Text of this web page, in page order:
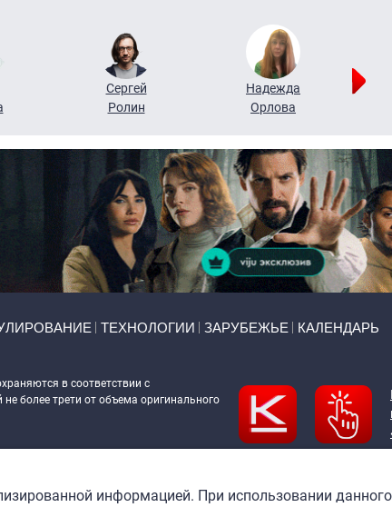
Сергей
Ролин
Надежда
Орлова
ТЕХНОЛОГИИ ЗАРУБЕЖЬЕ КАЛЕНДАРЬ
в соответствии с
более трети от объема оригинального
информацией. При использовании